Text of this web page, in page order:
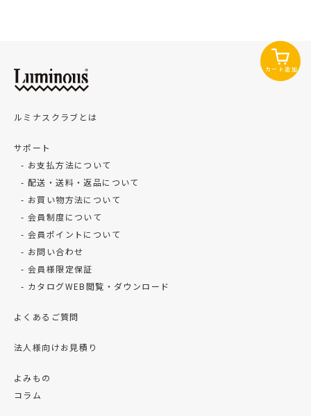
カート追加
ルミナスクラブとは
サポート
お支払方法について
配送・送料・返品について
お買い物方法について
会員制度について
会員ポイントについて
お問い合わせ
会員様限定保証
カタログWEB閲覧・ダウンロード
よくあるご質問
法人様向けお見積り
よみもの
コラム